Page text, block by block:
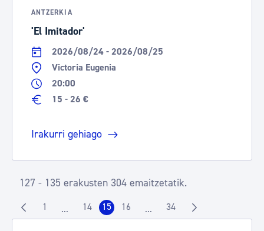
ANTZERKIA
'El Imitador'
2026/08/24 - 2026/08/25
Victoria Eugenia
20:00
15 - 26 €
Irakurri gehiago
127 - 135 erakusten 304 emaitzetatik.
Orrialdea
1 ...Intermediate Pages Use TAB to navigate.
Orrialdea
14 Orrialdea
15 Orrialdea
16 ...Intermediate Pages Use TAB
Orrialdea
34